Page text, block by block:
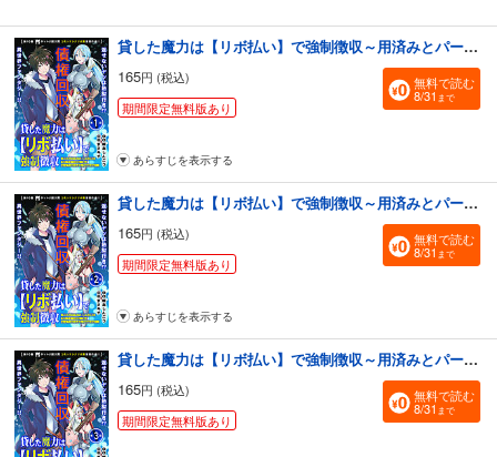
貸した魔力は【リボ払い】で強制徴収～用済みとパーティー追放された俺は、可愛いサポート妖精と一緒に取り立てた魔力を運用して最強を目指す。～（単話版）第1話
165円 (税込)
期間限定無料版あり
無料で読む
8/31 まで
あらすじを表示する
貸した魔力は【リボ払い】で強制徴収～用済みとパーティー追放された俺は、可愛いサポート妖精と一緒に取り立てた魔力を運用して最強を目指す。～（単話版）第2話
165円 (税込)
期間限定無料版あり
無料で読む
8/31 まで
あらすじを表示する
貸した魔力は【リボ払い】で強制徴収～用済みとパーティー追放された俺は、可愛いサポート妖精と一緒に取り立てた魔力を運用して最強を目指す。～（単話版）第3話
165円 (税込)
期間限定無料版あり
無料で読む
8/31 まで